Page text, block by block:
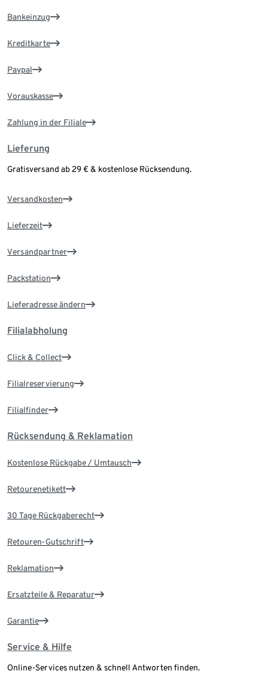
Bankeinzug
Kreditkarte
Paypal
Vorauskasse
Zahlung in der Filiale
Lieferung
Gratisversand ab 29 € & kostenlose Rücksendung.
Versandkosten
Lieferzeit
Versandpartner
Packstation
Lieferadresse ändern
Filialabholung
Click & Collect
Filialreservierung
Filialfinder
Rücksendung & Reklamation
Kostenlose Rückgabe / Umtausch
Retourenetikett
30 Tage Rückgaberecht
Retouren-Gutschrift
Reklamation
Ersatzteile & Reparatur
Garantie
Service & Hilfe
Online-Services nutzen & schnell Antworten finden.